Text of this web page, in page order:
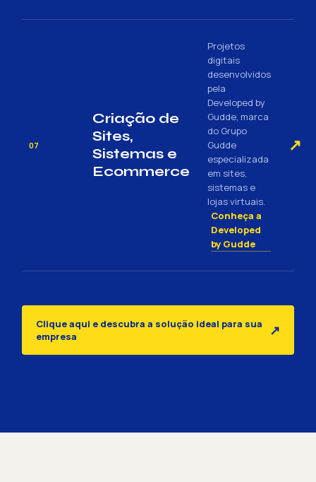
07
Criação de
Sites,
Sistemas e
Ecommerce
Projetos
digitais
desenvolvidos
pela
Developed by
Gudde, marca
do Grupo
Gudde
especializada
em sites,
sistemas e
lojas virtuais.
Conheça a
Developed
by Gudde
↗
Clique aqui e descubra a solução ideal para sua
empresa
↗